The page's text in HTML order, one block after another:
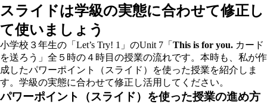
スライドは学級の実態に合わせて修正し
て使いましょう
小学校３年生の「Let’s Try! 1」のUnit 7「 This is for you. カード
を送ろう」全５時の４時目の授業の流れです。本時も、私が作
成したパワーポイント（スライド）を使った授業を紹介しま
す。学級の実態に合わせて修正し活用してください。
パワーポイント（スライド）を使った授業の進め方